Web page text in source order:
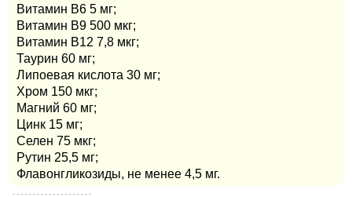
Витамин В6 5 мг;
Витамин В9 500 мкг;
Витамин В12 7,8 мкг;
Таурин 60 мг;
Липоевая кислота 30 мг;
Хром 150 мкг;
Магний 60 мг;
Цинк 15 мг;
Селен 75 мкг;
Рутин 25,5 мг;
Флавонгликозиды, не менее 4,5 мг.